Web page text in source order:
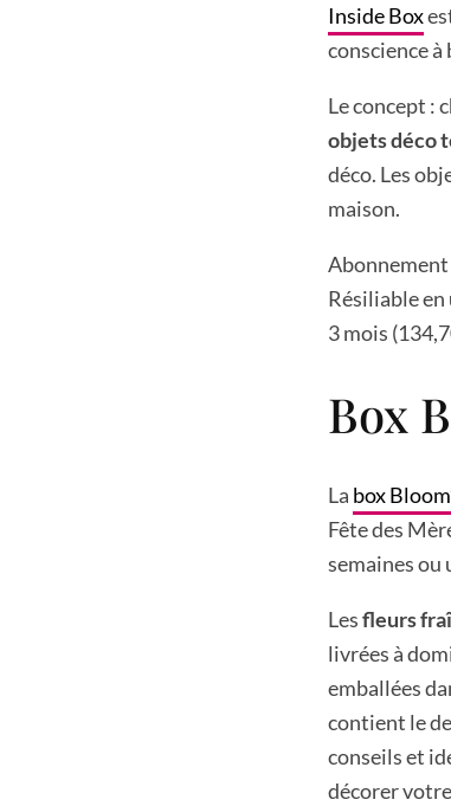
Inside Box
conscience
Le concept :
objets déco
déco. Les
maison.
Abonnement
Résiliable en
3 mois
Box
La box
Fête des
semaines ou
Lesfleurs
livrées à
emballées
contient le
conseils et
décorer